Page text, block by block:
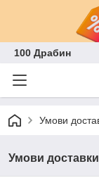
100 Драбин
Умови
Умови